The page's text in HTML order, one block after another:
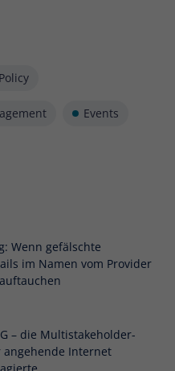
Policy
Events
Wenn gefälschte
im Namen vom Provider
– die Multistakeholder-
angehende Internet